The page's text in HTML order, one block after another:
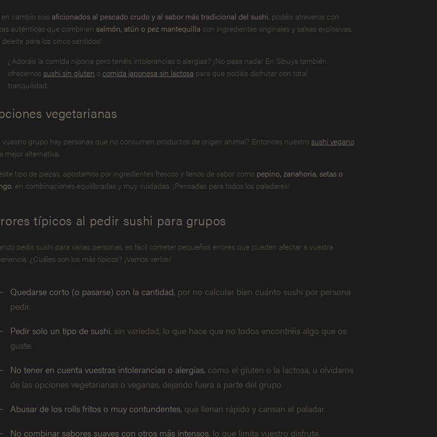
cambio sois aficionados al pescado crudo y al sabor más tradicional del sushi, podéis atreveros con
auténticas que combinen salmón, atún o pez mantequilla con ingredientes originales y salsas explosivas.
deleite para los cinco sentidos!
¿Adoráis la comida nipona pero tenéis intolerancias o alergias? ¡No pasa nada! En Sibuya también
ofrecemos sushi sin gluten ocomida japonesa sin lactosa para que podáis disfrutar con total
tranquilidad.
vegetarianas
vuestro grupo hay personas que no consumen productos de origen animal? Entonces nuestrosushi vegano
mejor alternativa.
tipo de piezas, apostamos por ingredientes frescos y llenos de sabor como pepino, zanahoria, setas o
, en combinaciones equilibradas y muy cuidadas. ¡Pensadas para todos los paladares!
típicos al pedir sushi para grupos
pedís sushi para varias personas, es fácil cometer pequeños errores que pueden afectar a vuestra
¿Cuáles son los más típicos? ¡Vamos verlos!
Quedarse corto (o pasarse) con la cantidad, por no calcular bien cuánto sushi por persona
pedir.
Pedir solo un tipo de sushi, sin variedad, lo que hace que no todos encontréis algo que os
guste.
No tener en cuenta vuestras intolerancias o alergias, como el gluten o la lactosa, u olvidaros
de las opciones vegetarianas o veganas, dejando fuera a parte del grupo.
Abusar de los rolls fritos o muy contundentes, que llenan rápido y cansan el paladar.
No combinar sabores suaves con otros más intensos, lo que limita vuestro disfrute.